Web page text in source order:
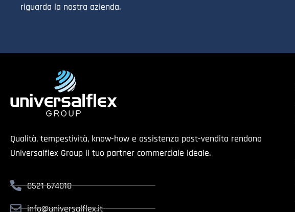
riguarda la nostra azienda.
Qualità, tempestività, know-how e assistenza post-vendita rendono
Universalflex Group il tuo partner commerciale ideale.
0521 674018
info@universalflex.it